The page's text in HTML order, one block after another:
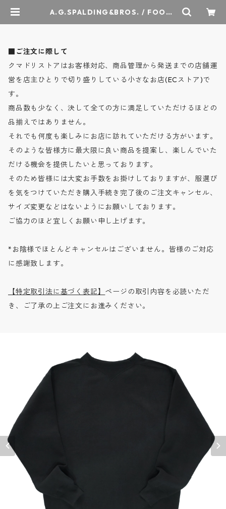
A.G.SPALDING&BROS. / FOOTB
ティックセレクトショップ
■ご注文に際して
クマドリストアはお客様対応、商品管理から発送までの店舗運
営を店主ひとりで切り盛りしている小さなお店(ECストア)で
す。
商品数も少なく、決して全ての方に満足していただけるほどの
品揃えではありません。
それでも何度も楽しみにお店に訪れていただける方がいます。
そのような皆様方に最大限に良い商品を提案し、楽しんでいた
だける機会を提供したいと思っております。
そのため皆様には大変お手数をお掛けしておりますが、服選び
を気をつけていただき購入手続き完了後のご注文キャンセル、
サイズ変更などはないようにお願いしております。
ご協力のほど宜しくお願い申し上げます。
*お陰様でほとんどキャンセルはございません。皆様のご対応
に感謝致します。
【特定取引法に基づく表記】 ページの取引内容を必読いただ
き、ご了承の上ご注文にお進みください。